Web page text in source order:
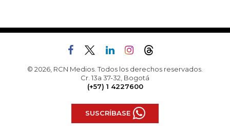
© 2026, RCN Medios. Todos los derechos reservados.
Cr. 13a 37-32, Bogotá
(+57) 1 4227600
SUSCRÍBASE